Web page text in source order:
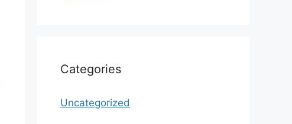
Categories
Uncategorized